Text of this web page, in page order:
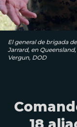
El general de brigada
Jarrard, en
Vergun, DOD